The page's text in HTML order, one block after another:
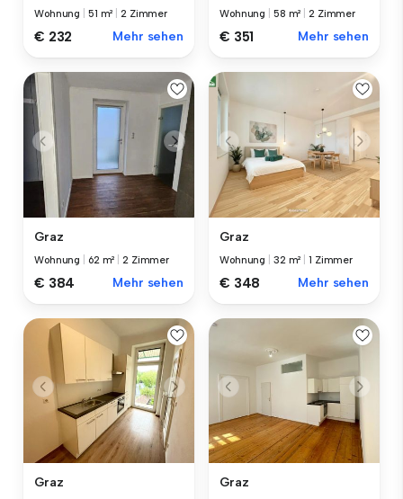
Wohnung 51 m² |2 Zimmer
€ 232 Mehr sehen
Wohnung 58 m² |2 Zimmer
€ 351 Mehr sehen
Graz
Wohnung 62 m² 2 Zimmer
€ 384 Mehr sehen
Graz
Wohnung 32 m² |1 Zimmer
€ 348 Mehr sehen
Graz Graz